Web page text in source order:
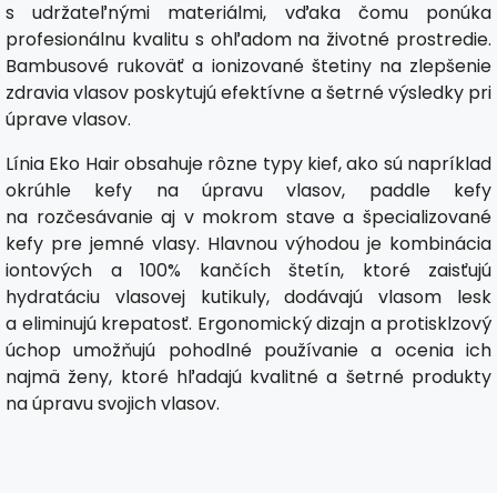
s udržateľnými materiálmi, vďaka čomu ponúka
profesionálnu kvalitu s ohľadom na životné prostredie.
Bambusové rukoväť a ionizované štetiny na zlepšenie
zdravia vlasov poskytujú efektívne a šetrné výsledky pri
úprave vlasov.
Línia Eko Hair obsahuje rôzne typy kief, ako sú napríklad
okrúhle kefy na úpravu vlasov, paddle kefy
na rozčesávanie aj v mokrom stave a špecializované
kefy pre jemné vlasy. Hlavnou výhodou je kombinácia
iontových a 100% kančích štetín, ktoré zaisťujú
hydratáciu vlasovej kutikuly, dodávajú vlasom lesk
a eliminujú krepatosť. Ergonomický dizajn a protisklzový
úchop umožňujú pohodlné používanie a ocenia ich
najmä ženy, ktoré hľadajú kvalitné a šetrné produkty
na úpravu svojich vlasov.